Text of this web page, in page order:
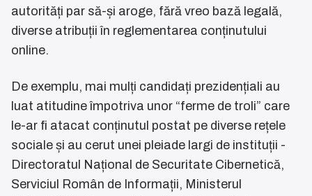
autorități par să-și aroge, fără vreo bază legală,
diverse atribuții în reglementarea conținutului
online.
De exemplu, mai mulți candidați prezidențiali au
luat atitudine împotriva unor “ferme de troli” care
le-ar fi atacat conținutul postat pe diverse rețele
sociale și au cerut unei pleiade largi de instituții -
Directoratul Național de Securitate Cibernetică,
Serviciul Român de Informații, Ministerul